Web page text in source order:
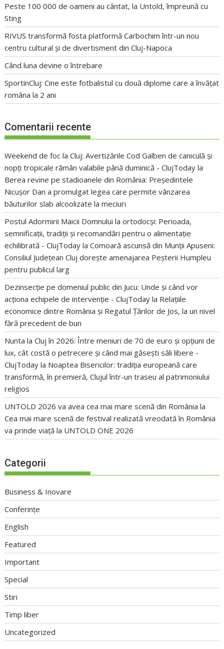
Peste 100 000 de oameni au cântat, la Untold, împreună cu
Sting
RIVUS transformă fosta platformă Carbochim într-un nou
centru cultural și de divertisment din Cluj-Napoca
Când luna devine o întrebare
SportinCluj: Cine este fotbalistul cu două diplome care a învățat
româna la 2 ani
Comentarii recente
Weekend de foc la Cluj: Avertizările Cod Galben de caniculă și
nopți tropicale rămân valabile până duminică - ClujToday la
Berea revine pe stadioanele din România: Președintele
Nicușor Dan a promulgat legea care permite vânzarea
băuturilor slab alcoolizate la meciuri
Postul Adormirii Maicii Domnului la ortodocși: Perioada,
semnificații, tradiții și recomandări pentru o alimentație
echilibrată - ClujToday laComoară ascunsă din Munții Apuseni:
Consiliul Județean Cluj dorește amenajarea Peșterii Humpleu
pentru publicul larg
Dezinsecție pe domeniul public din Jucu: Unde și când vor
acționa echipele de intervenție - ClujToday la Relațiile
economice dintre România și Regatul Țărilor de Jos, la un nivel
fără precedent de bun
Nunta la Cluj în 2026: Între meniuri de 70 de euro și opțiuni de
lux, cât costă o petrecere și când mai găsești săli libere -
ClujToday la Noaptea Bisericilor: tradiția europeană care
transformă, în premieră, Clujul într-un traseu al patrimoniului
religios
UNTOLD 2026 va avea cea mai mare scenă din România la
Cea mai mare scenă de festival realizată vreodată în România
va prinde viață la UNTOLD ONE 2026
Categorii
Business & Inovare
Conferințe
English
Featured
Important
Special
Stiri
Timp liber
Uncategorized